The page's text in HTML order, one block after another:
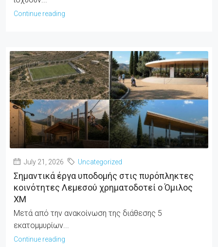
Continue reading
July 21, 2026 Uncategorized
Σημαντικά έργα υποδομής στις πυρόπληκτες
κοινότητες Λεμεσού χρηματοδοτεί ο Όμιλος
ΧΜ
Μετά από την ανακοίνωση της διάθεσης 5
εκατομμυρίων...
Continue reading